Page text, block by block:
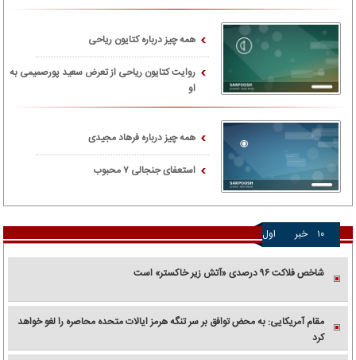
همه چیز درباره کتایون ریاحی
روایت کتایون ریاحی از تعرض سعید پورصمیمی به
او
همه چیز درباره فرهاد مجیدی
استعفای جنجالی ۷ محبوب
۱۰ خبر اول
شاخص فلاکت ۹۶ درصدی «آتش زیر خاکستر» است
مقام آمریکایی: به محض توافق بر سر تنگه هرمز ایالات متحده محاصره را لغو خواهد
کرد